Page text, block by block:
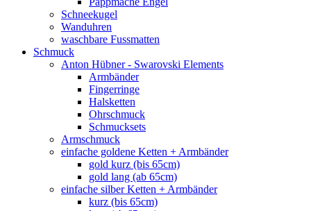
Schneekugel
Wanduhren
waschbare Fussmatten
Schmuck
Anton Hübner - Swarovski Elements
Armbänder
Fingerringe
Halsketten
Ohrschmuck
Schmucksets
Armschmuck
einfache goldene Ketten + Armbänder
gold kurz (bis 65cm)
gold lang (ab 65cm)
einfache silber Ketten + Armbänder
kurz (bis 65cm)